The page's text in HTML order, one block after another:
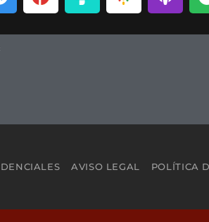
AVISO LEGAL POLÍTICA